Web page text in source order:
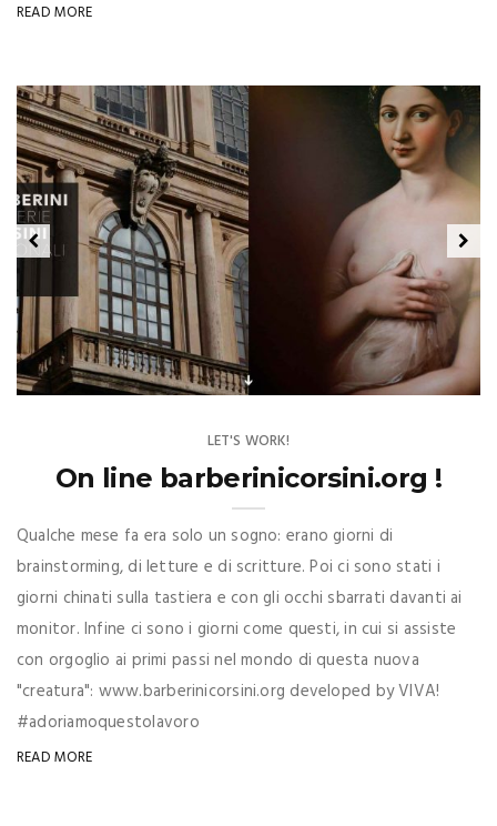
READ MORE
LET'S WORK!
On line barberinicorsini.org !
Qualche mese fa era solo un sogno: erano giorni di
brainstorming, di letture e di scritture. Poi ci sono stati i
giorni chinati sulla tastiera e con gli occhi sbarrati davanti ai
monitor. Infine ci sono i giorni come questi, in cui si assiste
con orgoglio ai primi passi nel mondo di questa nuova
"creatura": www.barberinicorsini.org developed by VIVA!
#adoriamoquestolavoro
READ MORE